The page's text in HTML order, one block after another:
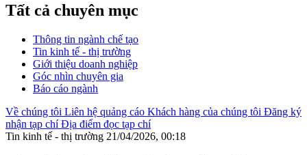
Tất cả chuyên mục
Thông tin ngành chế tạo
Tin kinh tế - thị trường
Giới thiệu doanh nghiệp
Góc nhìn chuyên gia
Báo cáo ngành
Về chúng tôi Liên hệ quảng cáo Khách hàng của chúng tôi Đăng ký
nhận tạp chíĐịa điểm đọc tạp chí
Tin kinh tế - thị trường 21/04/2026, 00:18